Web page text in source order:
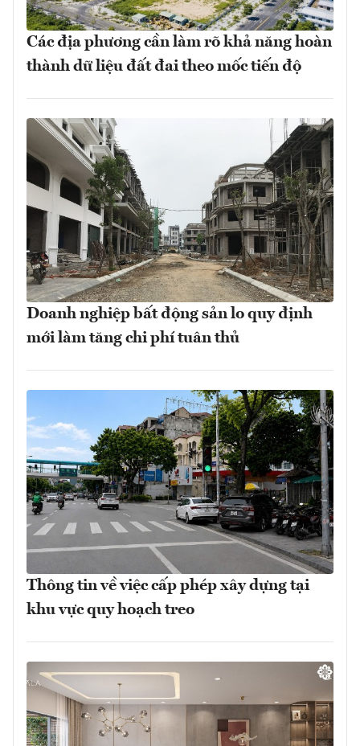
Các địa phương cần làm rõ khả năng hoàn
thành dữ liệu đất đai theo mốc tiến độ
Doanh nghiệp bất động sản lo quy định
mới làm tăng chi phí tuân thủ
Thông tin về việc cấp phép xây dựng tại
khu vực quy hoạch treo